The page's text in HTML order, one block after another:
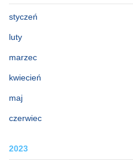
styczeń
luty
marzec
kwiecień
maj
czerwiec
2023